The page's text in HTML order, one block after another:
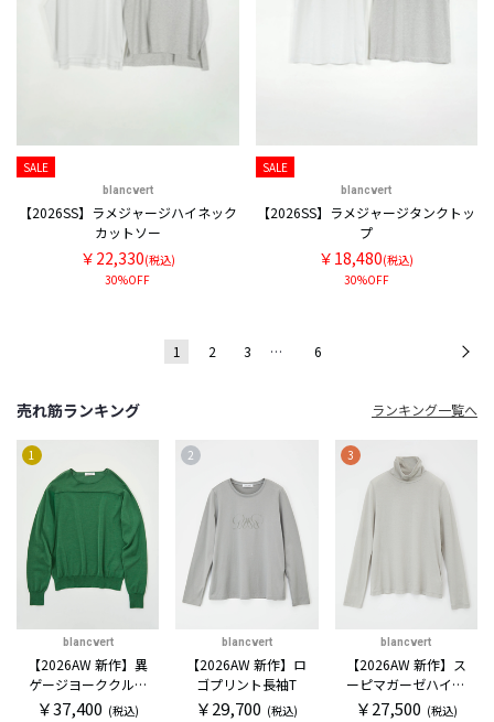
SALE
blancvert
【2026SS】ラメジャージハイネック
カットソー
￥22,330(税込)
30%OFF
SALE
blancvert
【2026SS】ラメジャージタンクトッ
プ
￥18,480(税込)
30%OFF
1 2 3 … 6
売れ筋ランキング ランキング一覧へ
1
blancvert
【2026AW 新作】異
ゲージヨーククルー
セーター
￥37,400 (税込)
2
blancvert
【2026AW 新作】ロ
ゴプリント長袖T
￥29,700 (税込)
3
blancvert
【2026AW 新作】ス
ーピマガーゼハイネ
ックカットソー
￥27,500 (税込)